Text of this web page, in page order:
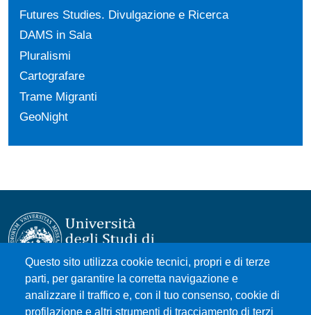
Futures Studies. Divulgazione e Ricerca
DAMS in Sala
Pluralismi
Cartografare
Trame Migranti
GeoNight
Questo sito utilizza cookie tecnici, propri e di terze
parti, per garantire la corretta navigazione e
analizzare il traffico e, con il tuo consenso, cookie di
profilazione e altri strumenti di tracciamento di terzi
Università degli Studi di Messina
Piazza Pugliatti, 1 - 98122 Messina